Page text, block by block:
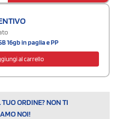
16gb in paglia e PP
al carrello
ORDINE? NON TI
NOI!